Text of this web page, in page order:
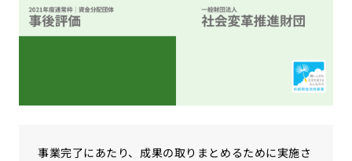
事業完了にあたり、成果の取りまとめるために実施さ